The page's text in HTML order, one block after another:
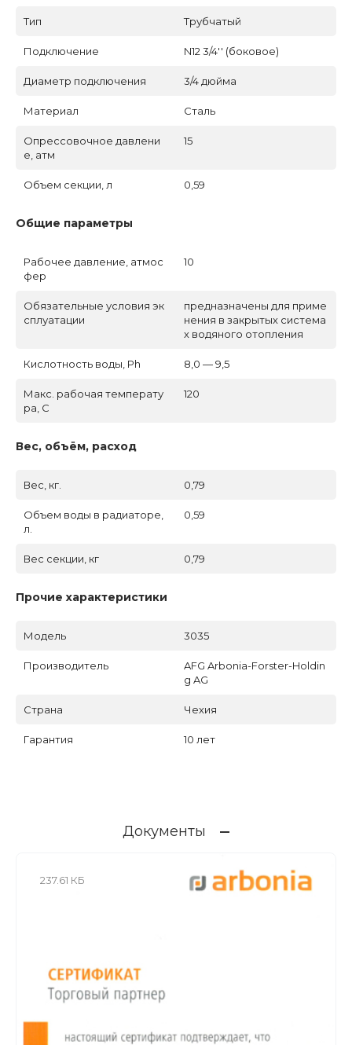
Тип Трубчатый
Подключение N12 3/4'' (боковое)
Диаметр подключения 3/4 дюйма
Материал Сталь
Опрессовочное давлени
е, атм
15
Объем секции, л 0,59
Общие параметры
Рабочее давление, атмос
фер
10
Обязательные условия эк
сплуатации
предназначены для приме
нения в закрытых система
х водяного отопления
Кислотность воды, Ph 8,0 — 9,5
Макс. рабочая температу
ра, C
120
Вес, объём, расход
Вес, кг. 0,79
Объем воды в радиаторе,
л.
0,59
Вес секции, кг 0,79
Прочие характеристики
Модель 3035
Производитель
AFG Arbonia-Forster-Holdin
g AG
Страна Чехия
Гарантия 10 лет
Документы
237.61 КБ